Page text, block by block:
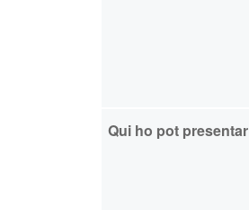
Qui ho pot presentar